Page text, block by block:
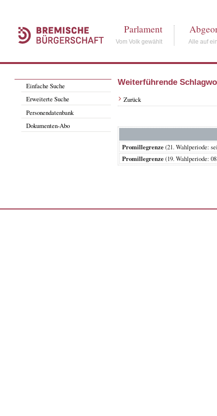
Parlament
Vom Volk gewählt Alle auf
Einfache Suche
Erweiterte Suche
Personendatenbank
Dokumenten-Abo
Weiterführende
Zurück
Promillegrenze(21.
Promillegrenze(19. Wahlperiode: